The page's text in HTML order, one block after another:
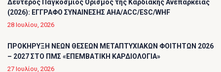
Δεύτερος Παγκόσμιος Ορισμός της Καρδιακής Ανεπάρκειας
(2026): ΕΓΓΡΑΦΟ ΣΥΝΑΙΝΕΣΗΣ AHA/ACC/ESC/WHF
28 Ιουλίου, 2026
ΠΡΟΚΗΡΥΞΗ ΝΕΩΝ ΘΕΣΕΩΝ ΜΕΤΑΠΤΥΧΙΑΚΩΝ ΦΟΙΤΗΤΩΝ 2026
– 2027 ΣΤΟ ΠΜΣ «ΕΠΕΜΒΑΤΙΚΗ ΚΑΡΔΙΟΛΟΓΙΑ»
27 Ιουλίου, 2026